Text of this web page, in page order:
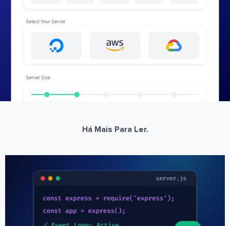
Há Mais Para Ler.